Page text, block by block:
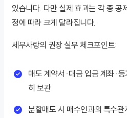
있습니다. 다만 실제 효과는 각 종 공
정에 따라 크게 달라집니다.
세무사랑의 권장 실무 체크포인트:
매도 계약서·대금 입금 계좌·
히 보관
분할매도 시 매수인과의 특수